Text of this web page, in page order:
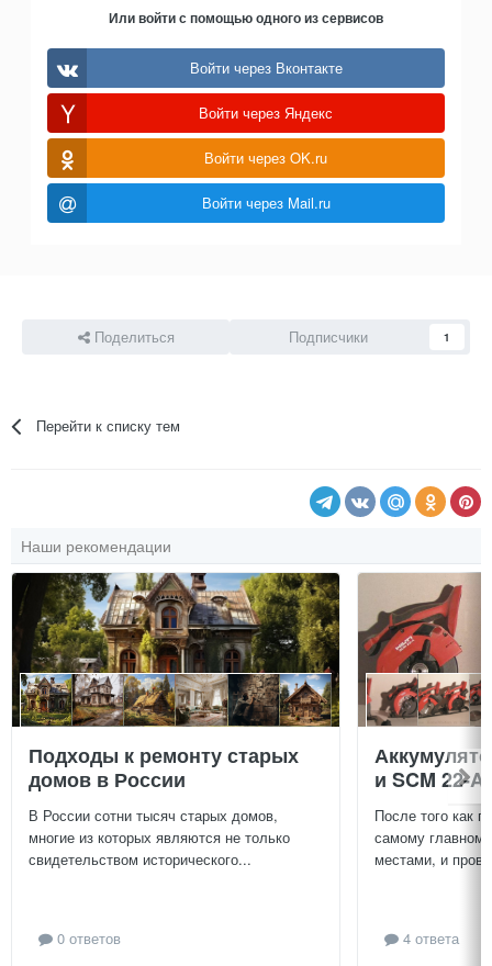
Или войти с помощью одного из сервисов
Войти через Вконтакте
Войти через Яндекс
Войти через OK.ru
Войти через Mail.ru
Поделиться Подписчики 1
Перейти к списку тем
Наши рекомендации
Подходы к ремонту старых
домов в России
В России сотни тысяч старых домов,
многие из которых являются не только
свидетельством исторического...
0 ответов
и SCM 22-A
После того как
самому
местами, и
4 ответа